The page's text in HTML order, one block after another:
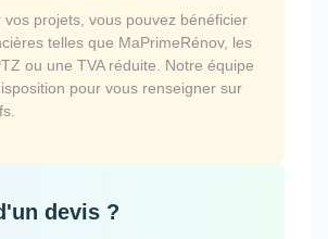
vos projets, vous pouvez bénéficier
telles que MaPrimeRénov, les
ou une TVA réduite. Notre équipe
pour vous renseigner sur
devis ?